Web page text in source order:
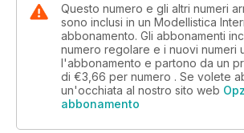
Questo numero e gli altri numeri
sono inclusi in un Modellistica
abbonamento. Gli abbonamenti
numero regolare e i nuovi numeri
l'abbonamento e partono da un
di €3,66 per numero . Se volete
un'occhiata al nostro sito web
abbonamento